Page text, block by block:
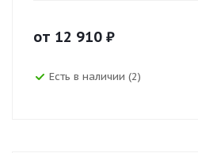
от 12 910 ₽
Есть в наличии (2)